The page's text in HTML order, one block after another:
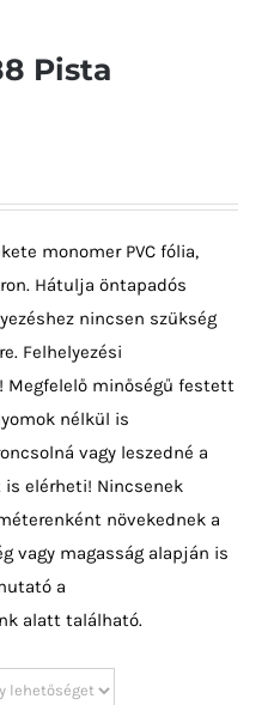
Pista
monomer PVC fólia,
Hátulja öntapadós
nincsen szükség
Felhelyezési
Megfelelő minőségű festett
nélkül is
vagy leszedné a
elérheti! Nincsenek
növekednek a
vagy magasság alapján is
a
alatt található.